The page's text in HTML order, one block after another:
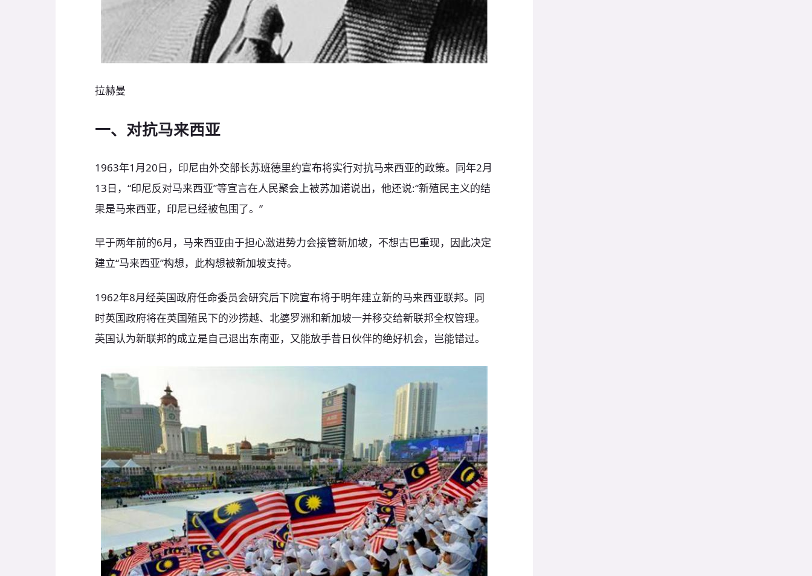
拉赫曼
一、对抗马来西亚
1963年1月20日，印尼由外交部长苏班德里约宣布将实行对抗马来西亚的政策。同年2月
13日，“印尼反对马来西亚”等宣言在人民聚会上被苏加诺说出，他还说:“新殖民主义的结
果是马来西亚，印尼已经被包围了。”
早于两年前的6月，马来西亚由于担心激进势力会接管新加坡，不想古巴重现，因此决定
建立“马来西亚”构想，此构想被新加坡支持。
1962年8月经英国政府任命委员会研究后下院宣布将于明年建立新的马来西亚联邦。同
时英国政府将在英国殖民下的沙捞越、北婆罗洲和新加坡一并移交给新联邦全权管理。
英国认为新联邦的成立是自己退出东南亚，又能放手昔日伙伴的绝好机会，岂能错过。